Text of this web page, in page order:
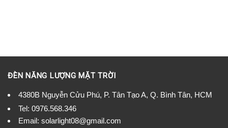
ĐÈN NĂNG LƯỢNG MẶT TRỜI
4380B Nguyễn Cửu Phú, P. Tân Tạo A, Q. Bình Tân, HCM
Tel: 0976.568.346
Email: solarlight08@gmail.com